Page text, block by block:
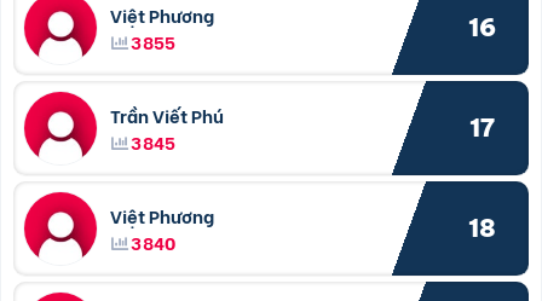
Việt Phương
3855
16
Trần Viết Phú
3845
17
Việt Phương
3840
18